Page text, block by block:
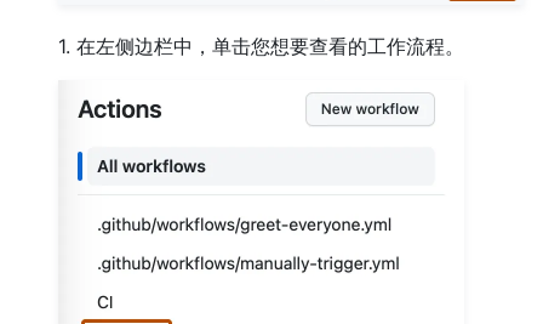
1. 在左侧边栏中，单击您想要查看的工作流程。